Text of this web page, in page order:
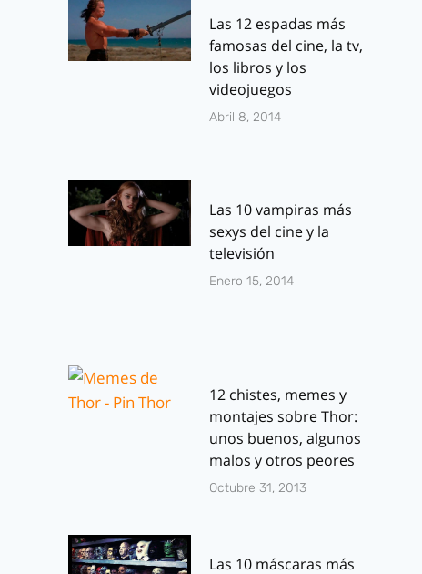
Las 12 espadas más
famosas del cine, la tv,
los libros y los
videojuegos
Abril 8, 2014
Las 10 vampiras más
sexys del cine y la
televisión
Enero 15, 2014
12 chistes, memes y
montajes sobre Thor:
unos buenos, algunos
malos y otros peores
Octubre 31, 2013
Las 10 máscaras más